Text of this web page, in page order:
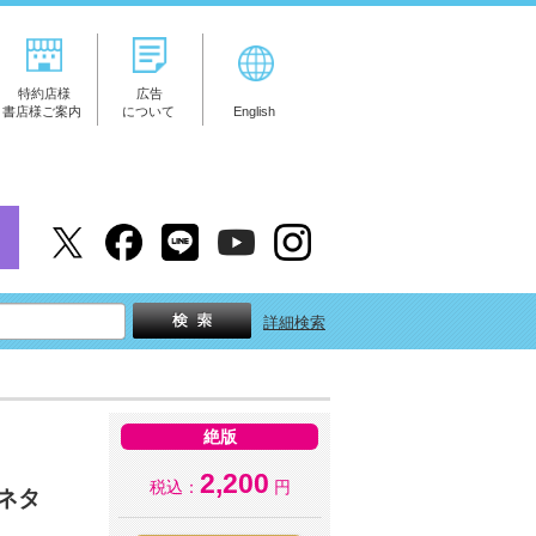
特約店様
書店様ご案内
広告
について
English
詳細検索
タ
絶版
税込： 2,200 円